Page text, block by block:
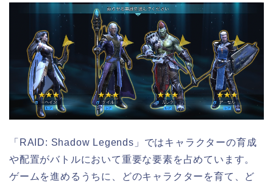
「RAID: Shadow Legends」ではキャラクターの育成
や配置がバトルにおいて重要な要素を占めています。
ゲームを進めるうちに、どのキャラクターを育て、ど